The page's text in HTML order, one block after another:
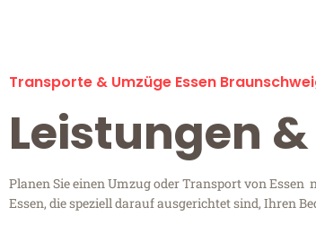
Transporte & Umzüge Essen
Leistungen
Planen Sie einen Umzug oder Transport von
Essen, die speziell darauf ausgerichtet sind, Ihren